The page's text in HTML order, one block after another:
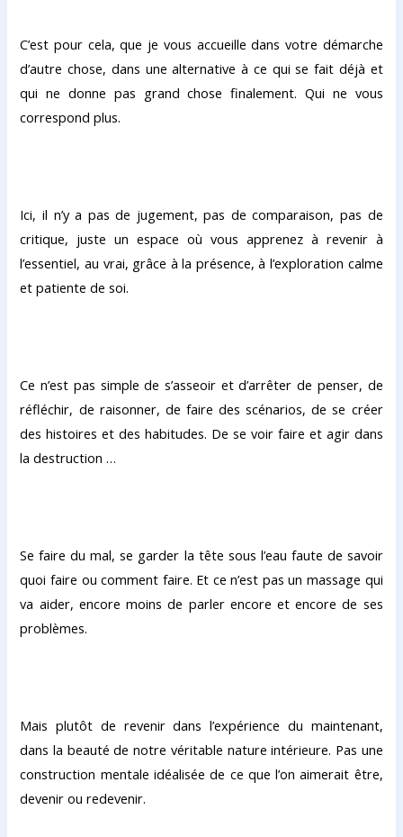
C’est pour cela, que je vous accueille dans votre démarche
d’autre chose, dans une alternative à ce qui se fait déjà et
qui ne donne pas grand chose finalement. Qui ne vous
correspond plus.
Ici, il n’y a pas de jugement, pas de comparaison, pas de
critique, juste un espace où vous apprenez à revenir à
l’essentiel, au vrai, grâce à la présence, à l’exploration calme
et patiente de soi.
Ce n’est pas simple de s’asseoir et d’arrêter de penser, de
réfléchir, de raisonner, de faire des scénarios, de se créer
des histoires et des habitudes. De se voir faire et agir dans
la destruction …
Se faire du mal, se garder la tête sous l’eau faute de savoir
quoi faire ou comment faire. Et ce n’est pas un massage qui
va aider, encore moins de parler encore et encore de ses
problèmes.
Mais plutôt de revenir dans l’expérience du maintenant,
dans la beauté de notre véritable nature intérieure. Pas une
construction mentale idéalisée de ce que l’on aimerait être,
devenir ou redevenir.